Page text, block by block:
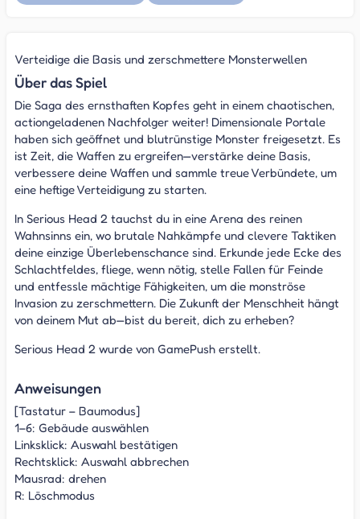
Verteidige die Basis und zerschmettere Monsterwellen
Über das Spiel
Die Saga des ernsthaften Kopfes geht in einem chaotischen,
actiongeladenen Nachfolger weiter! Dimensionale Portale
haben sich geöffnet und blutrünstige Monster freigesetzt. Es
ist Zeit, die Waffen zu ergreifen—verstärke deine Basis,
verbessere deine Waffen und sammle treue Verbündete, um
eine heftige Verteidigung zu starten.
In Serious Head 2 tauchst du in eine Arena des reinen
Wahnsinns ein, wo brutale Nahkämpfe und clevere Taktiken
deine einzige Überlebenschance sind. Erkunde jede Ecke des
Schlachtfeldes, fliege, wenn nötig, stelle Fallen für Feinde
und entfessle mächtige Fähigkeiten, um die monströse
Invasion zu zerschmettern. Die Zukunft der Menschheit hängt
von deinem Mut ab—bist du bereit, dich zu erheben?
Serious Head 2 wurde von GamePush erstellt.
Anweisungen
[Tastatur – Baumodus]
1–6: Gebäude auswählen
Linksklick: Auswahl bestätigen
Rechtsklick: Auswahl abbrechen
Mausrad: drehen
R: Löschmodus